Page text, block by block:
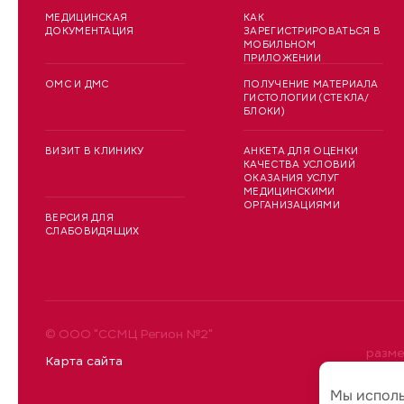
МЕДИЦИНСКАЯ
ДОКУМЕНТАЦИЯ
ОМС И ДМС
ВИЗИТ В КЛИНИКУ
ВЕРСИЯ ДЛЯ
СЛАБОВИДЯЩИХ
КАК
ЗАРЕГИСТРИРОВАТЬСЯ В
МОБИЛЬНОМ
ПРИЛОЖЕНИИ
ПОЛУЧЕНИЕ МАТЕРИАЛА
ГИСТОЛОГИИ (СТЕКЛА/
БЛОКИ)
АНКЕТА ДЛЯ ОЦЕНКИ
КАЧЕСТВА УСЛОВИЙ
ОКАЗАНИЯ УСЛУГ
МЕДИЦИНСКИМИ
ОРГАНИЗАЦИЯМИ
© ООО "ССМЦ Регион №2"
Карта сайта
Мы